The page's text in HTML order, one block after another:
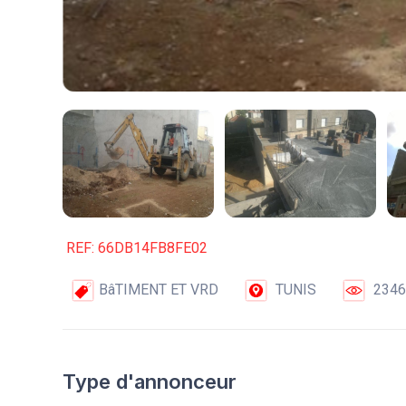
REF: 66DB14FB8FE02
BâTIMENT ET VRD TUNIS
Type d'annonceur